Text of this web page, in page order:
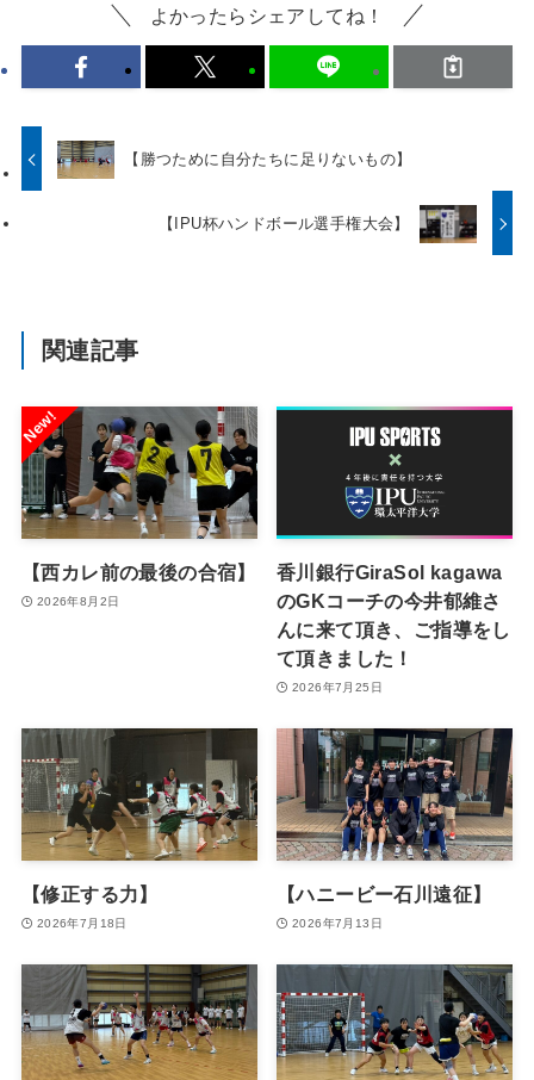
よかったらシェアしてね！
【勝つために自分たちに足りないもの】
【IPU杯ハンドボール選手権大会】
関連記事
【西カレ前の最後の合宿】
2026年8月2日
香川銀行GiraSol kagawa
のGKコーチの今井郁維さ
んに来て頂き、ご指導をし
て頂きました！
2026年7月25日
【修正する力】
2026年7月18日
【ハニービー石川遠征】
2026年7月13日